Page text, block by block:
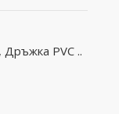
PVC ..